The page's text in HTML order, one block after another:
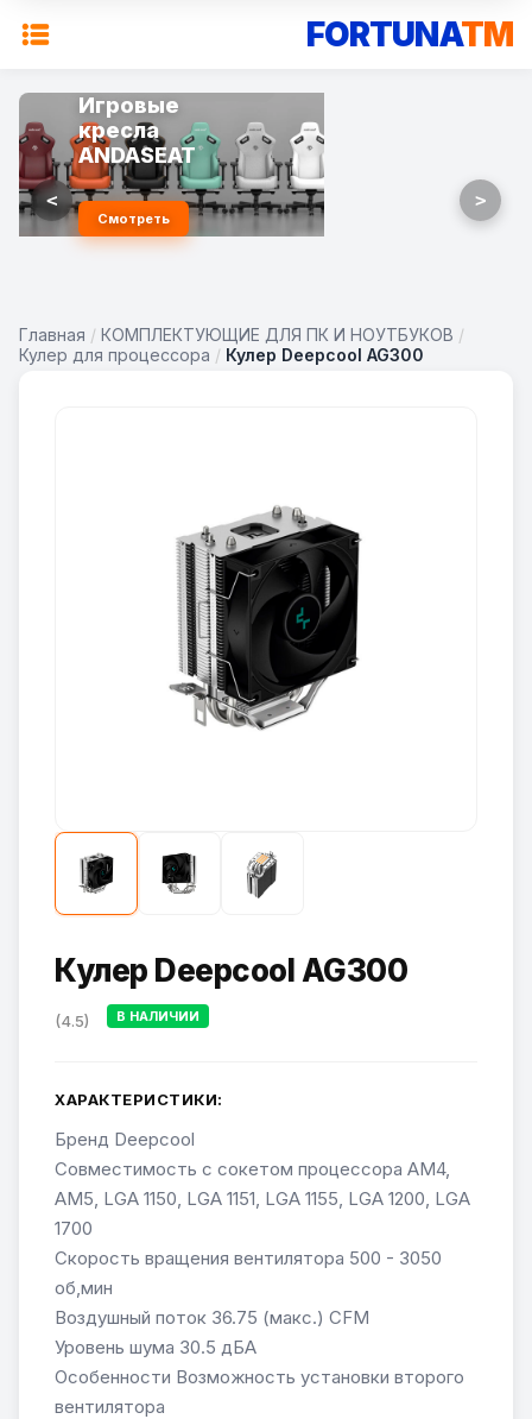
FORTUNATM
Игровые
кресла
ANDASEAT
Смотреть
< >
Главная / КОМПЛЕКТУЮЩИЕ ДЛЯ ПК И НОУТБУКОВ /
Кулер для процессора / Кулер Deepcool AG300
Кулер Deepcool AG300
(4.5) В НАЛИЧИИ
ХАРАКТЕРИСТИКИ:
Бренд Deepcool
Совместимость с сокетом процессора AM4,
AM5, LGA 1150, LGA 1151, LGA 1155, LGA 1200, LGA
1700
Скорость вращения вентилятора 500 - 3050
об,мин
Воздушный поток 36.75 (макс.) CFM
Уровень шума 30.5 дБА
Особенности Возможность установки второго
вентилятора